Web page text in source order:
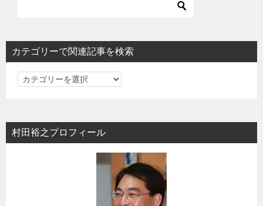
ョ
ン
カテゴリーで関連記事を検索
カ
リ
ー
村田裕之プロフィール